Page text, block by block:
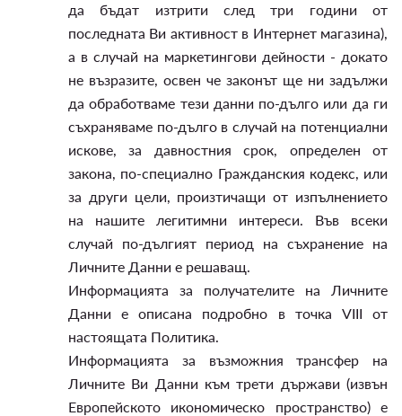
да бъдат изтрити след три години от
последната Ви активност в Интернет магазина),
а в случай на маркетингови дейности - докато
не възразите, освен че законът ще ни задължи
да обработваме тези данни по-дълго или да ги
съхраняваме по-дълго в случай на потенциални
искове, за давностния срок, определен от
закона, по-специално Гражданския кодекс, или
за други цели, произтичащи от изпълнението
на нашите легитимни интереси. Във всеки
случай по-дългият период на съхранение на
Личните Данни е решаващ.
Информацията за получателите на Личните
Данни е описана подробно в точка VIII от
настоящата Политика.
Информацията за възможния трансфер на
Личните Ви Данни към трети държави (извън
Европейското икономическо пространство) е